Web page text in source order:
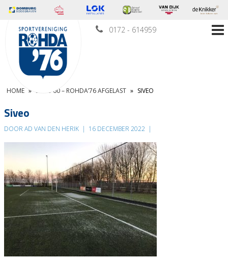
0172 - 614959
HOME » SIVEO’60 – ROHDA’76 AFGELAST » SIVEO
Siveo
DOOR AD VAN DEN HERIK | 16 DECEMBER 2022 |